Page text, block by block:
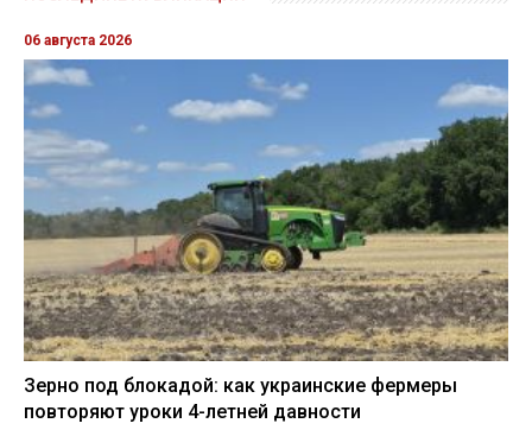
06 августа 2026
Зерно под блокадой: как украинские фермеры
повторяют уроки 4-летней давности